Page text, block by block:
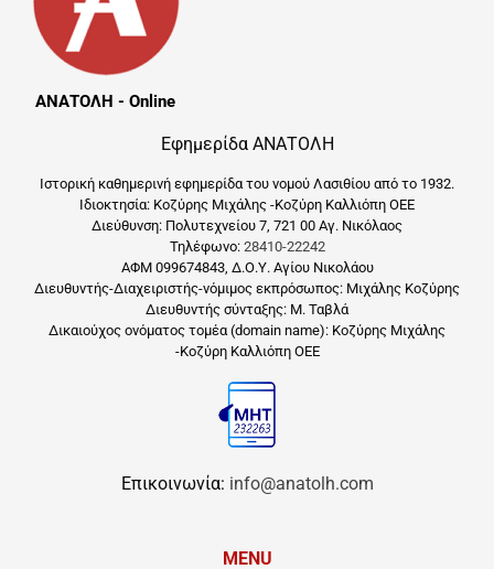
ΑΝΑΤΟΛΗ - Online
Εφημερίδα ΑΝΑΤΟΛΗ
Ιστορική καθημερινή εφημερίδα του νομού Λασιθίου από το 1932.
Ιδιοκτησία: Κοζύρης Μιχάλης -Κοζύρη Καλλιόπη ΟΕΕ
Διεύθυνση: Πολυτεχνείου 7, 721 00 Αγ. Νικόλαος
Τηλέφωνο: 28410-22242
ΑΦΜ 099674843, Δ.Ο.Υ. Αγίου Νικολάου
Διευθυντής-Διαχειριστής-νόμιμος εκπρόσωπος: Μιχάλης Κοζύρης
Διευθυντής σύνταξης: Μ. Ταβλά
Δικαιούχος ονόματος τομέα (domain name): Κοζύρης Μιχάλης
-Κοζύρη Καλλιόπη ΟΕΕ
Επικοινωνία: info@anatolh.com
MENU